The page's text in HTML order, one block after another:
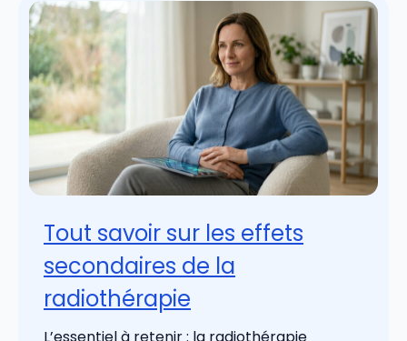
Tout savoir sur les effets
secondaires de la
radiothérapie